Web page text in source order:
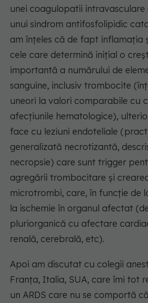
unei coagulopatii intravasculare
unui sindrom antifosfolipidic
am înțeles că de fapt inflamația
cele care determină inițial o
importantă a numărului de
sanguine, inclusiv trombocite
uneori la valori comparabile cu
afecțiunile hematologice),
face cu leziuni endoteliale
generalizată necrotizantă,
necropsie) care sunt trigger
agregării trombocitare și
microtrombi, care, în funcție de
la ischemie în organul afectat
pluriorganică cu afectare
renală, cerebrală, etc).
Apoi am discutat cu colegii
Franța, Italia, SUA, care îmi tot
un ARDS care nu se comportă